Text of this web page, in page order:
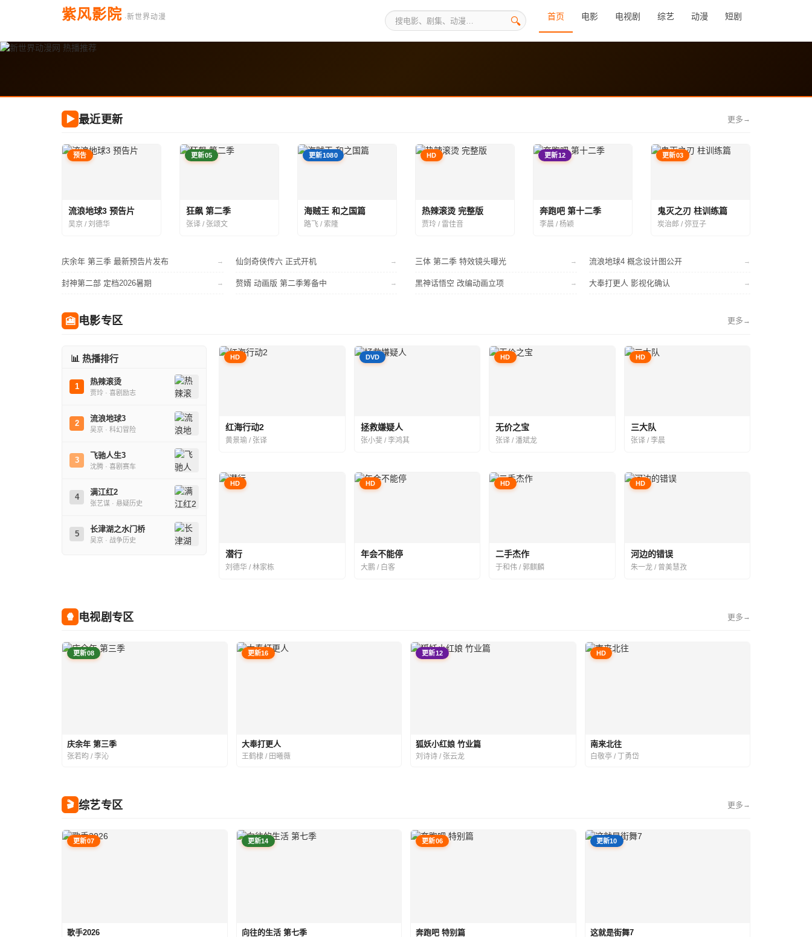
紫风影院 ·新世界动漫 首页 电影 电视剧 综艺 动漫 短剧
🔍
▶ 最近更新 更多 →
预告
流浪地球3 预告片
吴京 / 刘德华
更新05
狂飙 第二季
张译 / 张颂文
更新1080
海贼王 和之国篇
路飞 / 索隆
HD
热辣滚烫 完整版
贾玲 / 雷佳音
更新12
奔跑吧 第十二季
李晨 / 杨颖
更新03
鬼灭之刃 柱训练篇
炭治郎 / 弥豆子
庆余年 第三季 最新预告片发布 →
封神第二部 定档2026暑期 →
仙剑奇侠传六 正式开机 →
赘婿 动画版 第二季筹备中 →
三体 第二季 特效镜头曝光 →
黑神话悟空 改编动画立项 →
流浪地球4 概念设计图公开 →
大奉打更人 影视化确认 →
🎦 电影专区 更多 →
📊 热播排行
1
热辣滚烫
贾玲 · 喜剧励志
2
流浪地球3
吴京 · 科幻冒险
3
飞驰人生3
沈腾 · 喜剧赛车
4
满江红2
张艺谋 · 悬疑历史
5
长津湖之水门桥
吴京 · 战争历史
HD
红海行动2
黄景瑜 / 张译
DVD
拯救嫌疑人
张小斐 / 李鸿其
HD
无价之宝
张译 / 潘斌龙
HD
三大队
张译 / 李晨
HD
潜行
刘德华 / 林家栋
HD
年会不能停
大鹏 / 白客
HD
二手杰作
于和伟 / 郭麒麟
HD
河边的错误
朱一龙 / 曾美慧孜
🍿 电视剧专区 更多 →
更新08
庆余年 第三季
张若昀 / 李沁
更新16
大奉打更人
王鹤棣 / 田曦薇
更新12
狐妖小红娘 竹业篇
刘诗诗 / 张云龙
HD
南来北往
白敬亭 / 丁勇岱
🎬 综艺专区 更多 →
更新07
歌手2026
更新14
向往的生活 第七季
更新06
奔跑吧 特别篇
更新10
这就是街舞7